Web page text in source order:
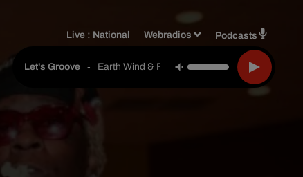
Live : National Webradios Podcasts
Let's Groove - Earth Wind & Fire